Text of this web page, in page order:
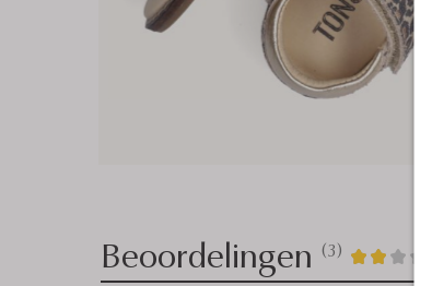
Beoordelingen (3) 3
2